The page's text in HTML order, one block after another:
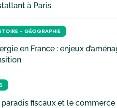
à Paris
- GÉOGRAPHIE
en France : enjeux
paradis fiscaux et le